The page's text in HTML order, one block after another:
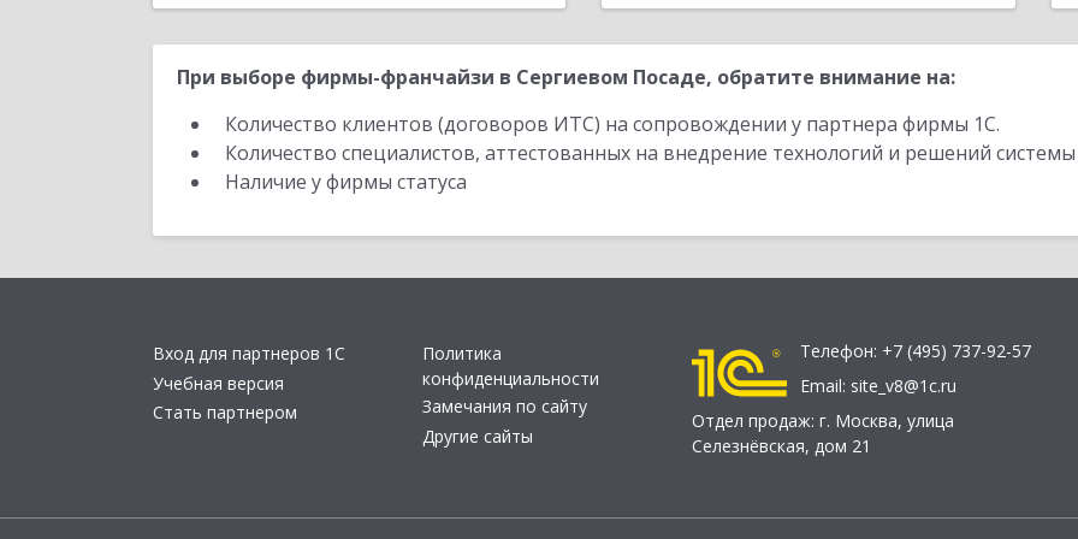
При выборе фирмы-франчайзи в Сергиевом Посаде, обратите внимание на:
Количество клиентов (договоров ИТС) на сопровождении у партнера фирмы 1С.
Количество специалистов, аттестованных на внедрение технологий и решений
Наличие у фирмы статуса
Вход для партнеров 1С
Учебная версия
Стать партнером
Политика
конфиденциальности
Замечания по сайту
Другие сайты
Телефон: +7 (495) 737-92-57
Email: site_v8@1c.ru
Отдел продаж: г. Москва, улица
Селезнёвская, дом 21